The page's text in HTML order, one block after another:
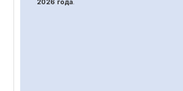
2026 года.